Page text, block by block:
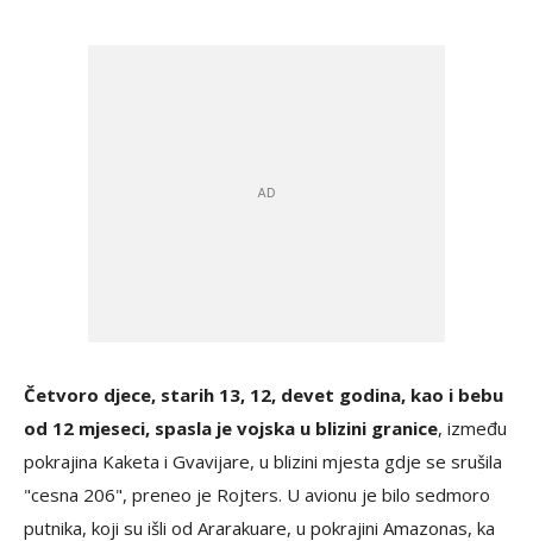
Četvoro djece, starih 13, 12, devet godina, kao i bebu
od 12 mjeseci, spasla je vojska u blizini granice, između
pokrajina Kaketa i Gvavijare, u blizini mjesta gdje se srušila
"cesna 206", preneo je Rojters. U avionu je bilo sedmoro
putnika, koji su išli od Ararakuare, u pokrajini Amazonas, ka